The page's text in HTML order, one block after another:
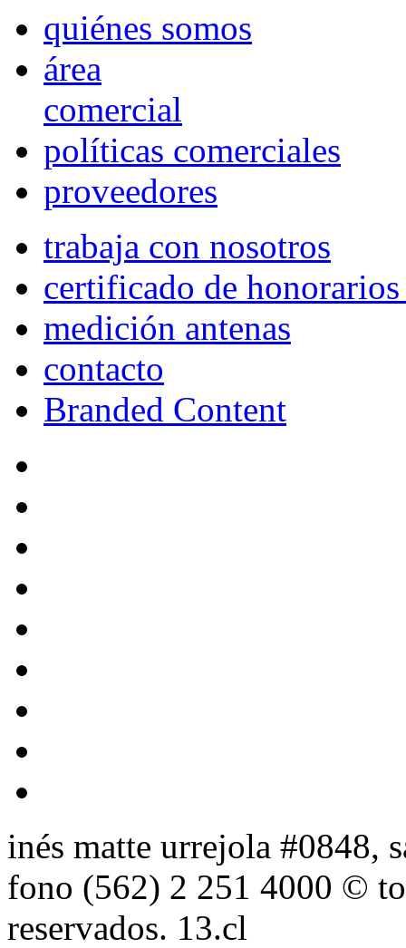
quiénes somos
área
comercial
políticas comerciales
proveedores
trabaja con nosotros
certificado de
medición antenas
contacto
Branded Content
inés matte urrejola #0848,
fono (562) 2 251 4000 ©
reservados. 13.cl